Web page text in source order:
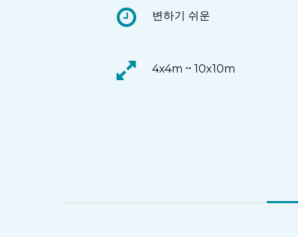
변하기 쉬운
4x4m ~ 10x10m